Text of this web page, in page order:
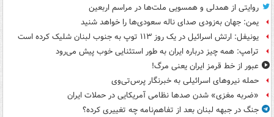
روایتی از همدلی و همسویی ملت‌ها در مراسم اربعین
یمن: جهان به‌زودی صدای ناله سعودی‌ها را خواهد شنید
یونیفل: ارتش اسرائیل در یک روز ۱۱۳ توپ به جنوب لبنان شلیک کرده است
ترامپ: همه چیز درباره ایران به طور استثنایی خوب پیش می‌رود
عبور از خط قرمز ایران یعنی مرگ!
حمله نیروهای اسرائیلی به خبرنگار پرس‌تی‌وی
«ضربه مغزی» شدن صدها نظامی آمریکایی در حملات ایران
جنگ در جبهه لبنان بعد از تفاهم‌نامه چه تغییری کرده؟